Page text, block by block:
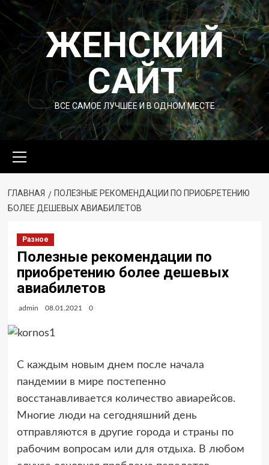
Перейти
содержимомуЖЕНСКИЙ
САЙТ
ВСЕ САМОЕ ЛУЧШЕЕ И В ОДНОМ МЕСТЕ
меню
ГЛАВНАЯ
ПОЛЕЗНЫЕ РЕКОМЕНДАЦИИ ПО ПРИОБРЕТЕНИЮ
БОЛЕЕ ДЕШЕВЫХ АВИАБИЛЕТОВ
Разное
Полезные рекомендации по
приобретению более дешевых
авиабилетов
admin 08.01.2021 0
С каждым новым днем после начала
пандемии в мире постепенно
восстанавливается количество авиарейсов.
Многие люди на сегодняшний день
отправляются в другие города и страны по
рабочим вопросам или для отдыха. В любом